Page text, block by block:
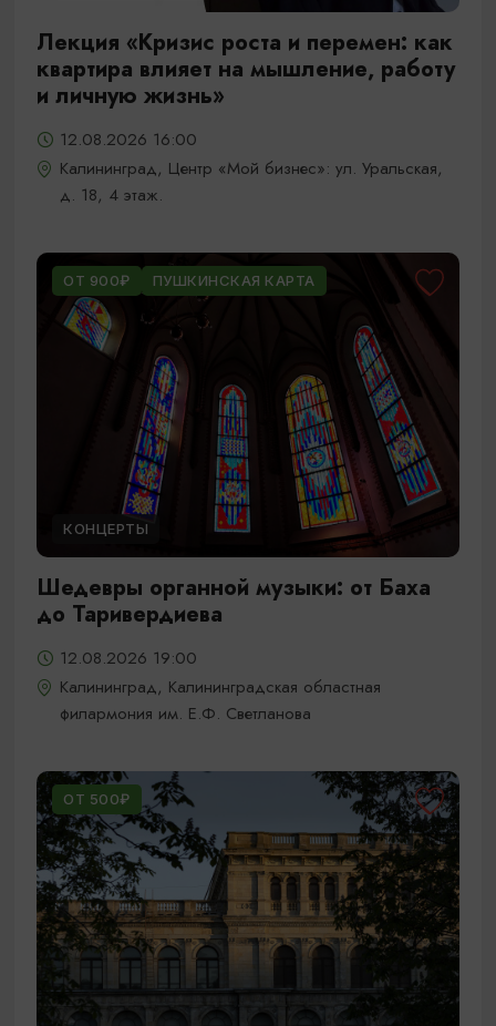
Лекция «Кризис роста и перемен: как
квартира влияет на мышление, работу
и личную жизнь»
12.08.2026 16:00
Калининград, Центр «Мой бизнес»: ул. Уральская,
д. 18, 4 этаж.
ОТ 900₽ ПУШКИНСКАЯ КАРТА
КОНЦЕРТЫ
Шедевры органной музыки: от Баха
до Таривердиева
12.08.2026 19:00
Калининград, Калининградская областная
филармония им. Е.Ф. Светланова
ОТ 500₽